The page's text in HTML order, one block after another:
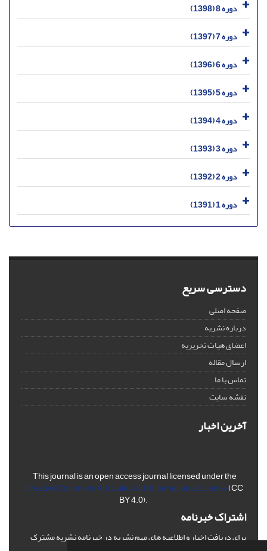
دوره 8 (1398)
دوره 7 (1397)
دوره 6 (1396)
دوره 5 (1395)
دوره 4 (1394)
دوره 3 (1393)
دوره 2 (1392)
دوره 1 (1391)
دسترسی سریع
صفحه اصلی
درباره نشریه
اعضای هیات تحریریه
ارسال مقاله
تماس با ما
نقشه سایت
آخرین اخبار
This journal is an open access journal licensed under the
Creative Commons Attribution 4.0 International License(CC
BY 4.0).
اشتراک خبرنامه
برای دریافت اخبار و اطلاعیه های مهم نشریه در خبرنامه نشریه مشترک